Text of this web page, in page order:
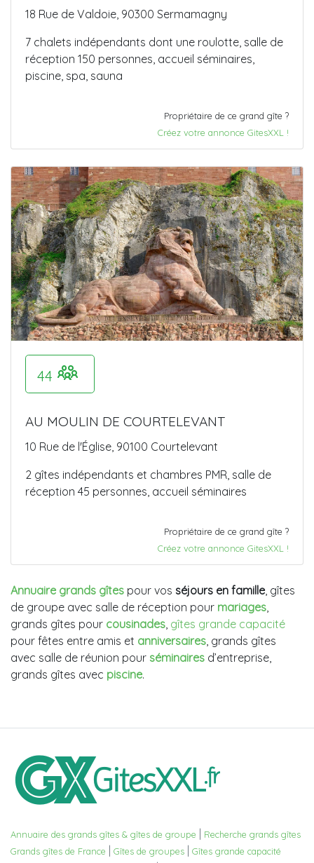
18 Rue de Valdoie, 90300 Sermamagny
7 chalets indépendants dont une roulotte, salle de
réception 150 personnes, accueil séminaires,
piscine, spa, sauna
Propriétaire de ce grand gîte ?
Créez votre annonce GitesXXL !
44
AU MOULIN DE COURTELEVANT
10 Rue de l'Église, 90100 Courtelevant
2 gîtes indépendants et chambres PMR, salle de
réception 45 personnes, accueil séminaires
Propriétaire de ce grand gîte ?
Créez votre annonce GitesXXL !
Annuaire grands gîtes pour vos séjours en famille, gîtes
de groupe avec salle de réception pour mariages,
grands gîtes pour cousinades, gîtes grande capacité
pour fêtes entre amis et anniversaires, grands gîtes
avec salle de réunion pour séminaires d’entreprise,
grands gîtes avec piscine.
Annuaire des grands gîtes & gîtes de groupe
Recherche grands gîtes
Grands gîtes de France
Gîtes de groupes
Gîtes grande capacité